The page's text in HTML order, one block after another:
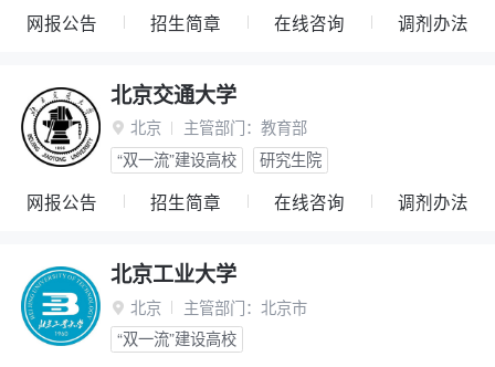
网报公告 招生简章 在线咨询 调剂办法
北京交通大学
 北京 主管部门： 教育部
“双一流”建设高校
研究生院
网报公告 招生简章 在线咨询 调剂办法
北京工业大学
 北京 主管部门： 北京市
“双一流”建设高校